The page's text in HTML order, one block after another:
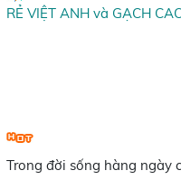
RẺ VIỆT ANHvà GẠCH
Trong đời sống hàng ngày